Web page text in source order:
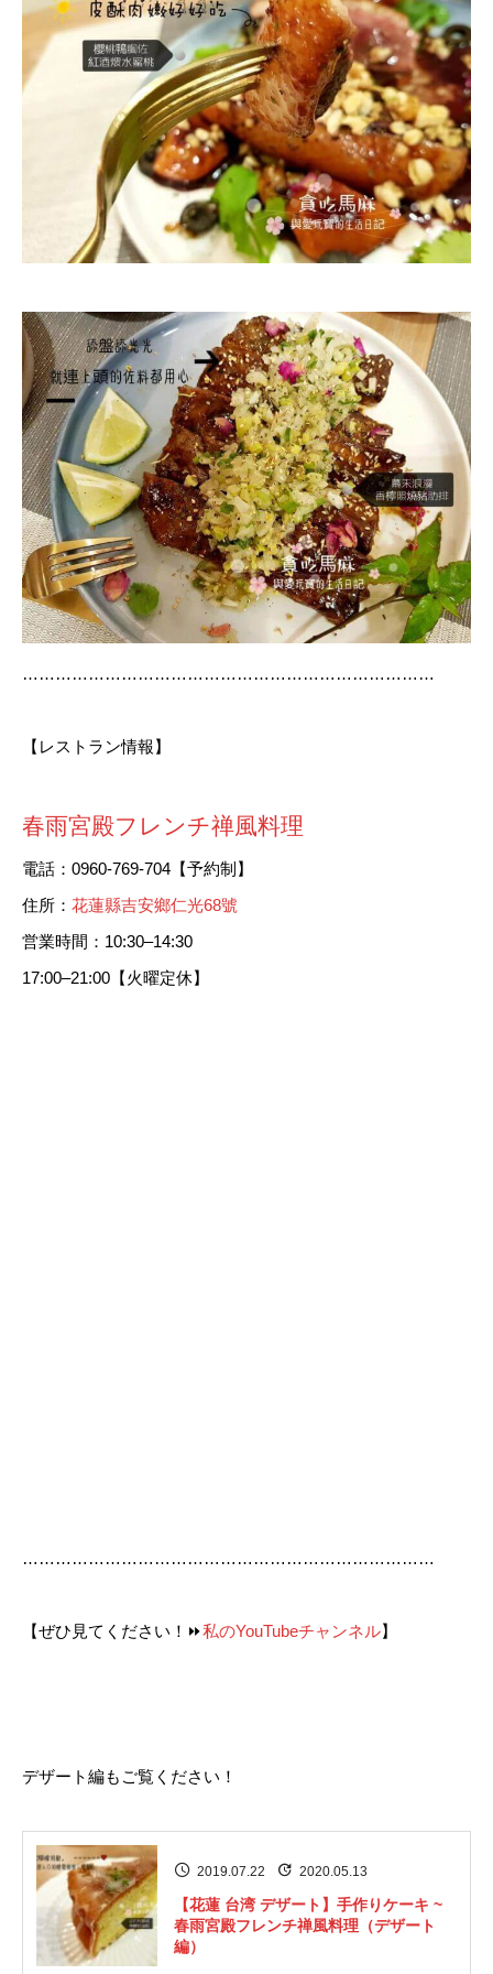
…………………………………………………………………
【レストラン情報】
春雨宮殿フレンチ禅風料理
電話：0960-769-704【予約制】
住所： 花蓮縣吉安鄉仁光68號
営業時間：10:30–14:30
17:00–21:00【火曜定休】
…………………………………………………………………
【ぜひ見てください！ ⏩私のYouTubeチャンネル】
デザート編もご覧ください！
2019.07.22 2020.05.13
【花蓮 台湾 デザート】手作りケーキ ~
春雨宮殿フレンチ禅風料理（デザート
編）